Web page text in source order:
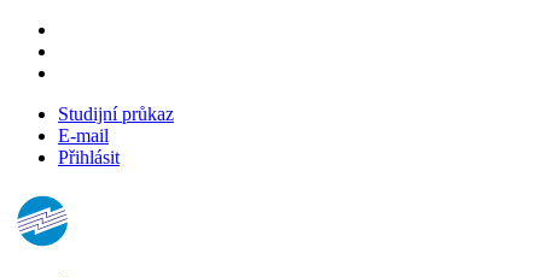
Studijní průkaz
E-mail
Přihlásit